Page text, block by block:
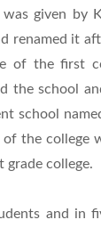
was given
renamed it
of the first
the school
school
of the
grade college.
and in